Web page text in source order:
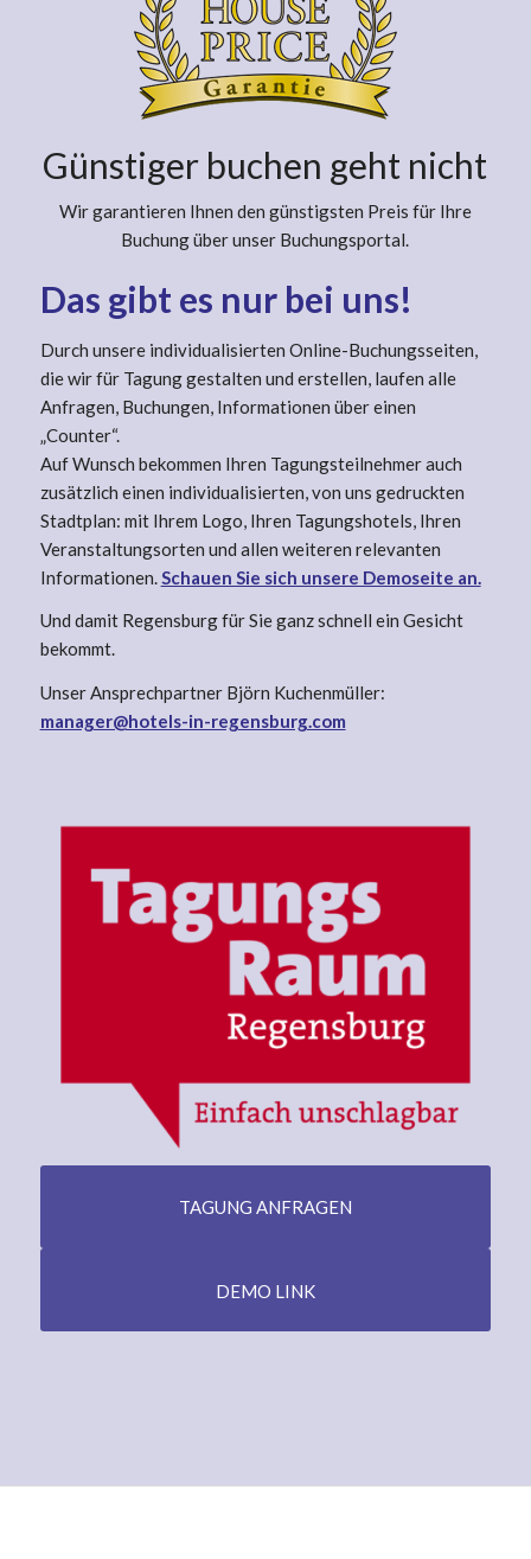
Günstiger buchen geht nicht
Wir garantieren Ihnen den günstigsten Preis für Ihre
Buchung über unser Buchungsportal.
Das gibt es nur bei uns!
Durch unsere individualisierten Online-Buchungsseiten,
die wir für Tagung gestalten und erstellen, laufen alle
Anfragen, Buchungen, Informationen über einen
„Counter“.
Auf Wunsch bekommen Ihren Tagungsteilnehmer auch
zusätzlich einen individualisierten, von uns gedruckten
Stadtplan: mit Ihrem Logo, Ihren Tagungshotels, Ihren
Veranstaltungsorten und allen weiteren relevanten
Informationen.Schauen Sie sich unsere Demoseite an.
Und damit Regensburg für Sie ganz schnell ein Gesicht
bekommt.
Unser Ansprechpartner Björn Kuchenmüller:
manager@hotels-in-regensburg.com
TAGUNG ANFRAGEN
DEMO LINK